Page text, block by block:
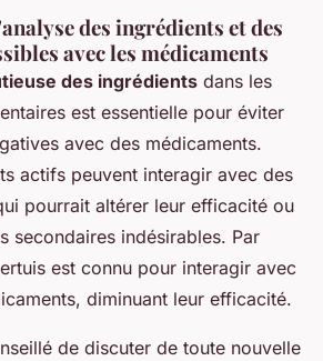
des ingrédients et des
avec les médicaments
des ingrédients dans les
est essentielle pour éviter
avec des médicaments.
actifs peuvent interagir avec des
pourrait altérer leur efficacité ou
secondaires indésirables. Par
est connu pour interagir avec
diminuant leur efficacité.
de discuter de toute nouvelle